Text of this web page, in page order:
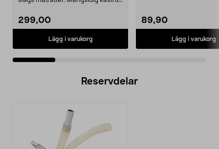
299,00
Lägg i varukorg
89,90
Lägg i varukorg
Reservdelar